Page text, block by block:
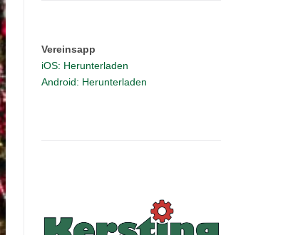
Vereinsapp
iOS: Herunterladen
Android: Herunterladen